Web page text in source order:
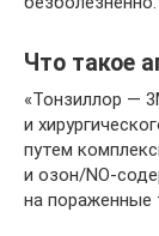
Что такое
«Тонзиллор —
и
путем
и озон/NO-
на пораженные